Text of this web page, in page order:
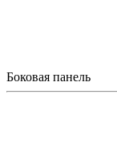
Боковая панель